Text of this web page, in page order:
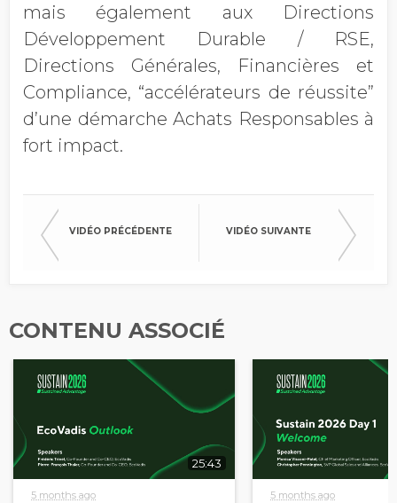
mais également aux Directions
Développement Durable / RSE,
Directions Générales, Financières et
Compliance, “accélérateurs de réussite”
d’une démarche Achats Responsables à
fort impact.
VIDÉO PRÉCÉDENTE VIDÉO SUIVANTE
CONTENU ASSOCIÉ
25:43
5 months ago 5 months ago